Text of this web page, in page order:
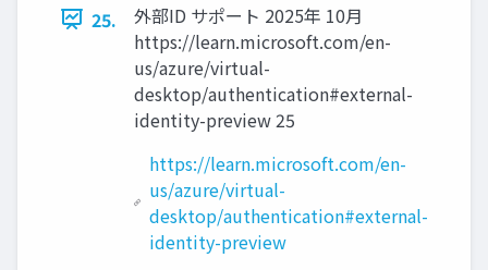
25.
外部ID サポート 2025年 10月
https://learn.microsoft.com/en-
us/azure/virtual-
desktop/authentication#external-
identity-preview 25
https://learn.microsoft.com/en-
us/azure/virtual-
desktop/authentication#external-
identity-preview